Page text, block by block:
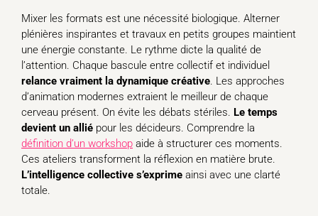
Mixer les formats est une nécessité biologique. Alterner
plénières inspirantes et travaux en petits groupes maintient
une énergie constante. Le rythme dicte la qualité de
l’attention. Chaque bascule entre collectif et individuel
relance vraiment la dynamique créative. Les approches
d’animation modernes extraient le meilleur de chaque
cerveau présent. On évite les débats stériles. Le temps
devient un allié pour les décideurs. Comprendre la
définition d’un workshop aide à structurer ces moments.
Ces ateliers transforment la réflexion en matière brute.
L’intelligence collective s’exprime ainsi avec une clarté
totale.